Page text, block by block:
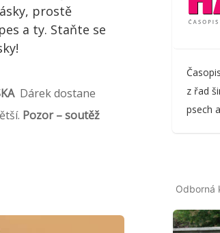
prostě
a ty. Staňte se
Dárek dostane
Pozor – soutěž
z řad
psech
Odborná